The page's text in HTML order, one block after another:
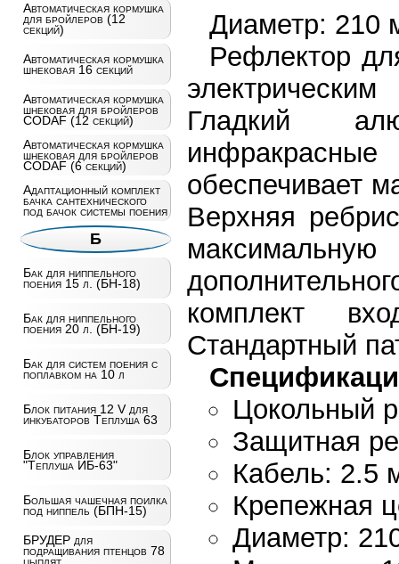
Автоматическая кормушка
для бройлеров (12
секций)
Автоматическая кормушка
шнековая 16 секций
Автоматическая кормушка
шнековая для бройлеров
CODAF (12 секций)
Автоматическая кормушка
шнековая для бройлеров
CODAF (6 секций)
Адаптационный комплект
бачка сантехнического
под бачок системы поения
Б
Бак для ниппельного
поения 15 л. (БН-18)
Бак для ниппельного
поения 20 л. (БН-19)
Бак для систем поения с
поплавком на 10 л
Блок питания 12 V для
инкубаторов Теплуша 63
Блок управления
"Теплуша ИБ-63"
Большая чашечная поилка
под ниппель (БПН-15)
БРУДЕР для
подращивания птенцов 78
Диаметр: 210
Рефлектор
Гладкий
обеспечивает
Верхняя
комплект
Стандартный
Цокольный
Защитная
Кабель: 2.5
Крепежная
Диаметр: